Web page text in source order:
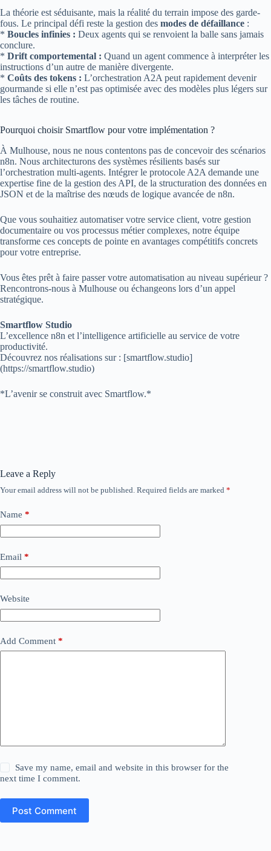
La théorie est séduisante, mais la réalité du terrain impose des garde-
fous. Le principal défi reste la gestion des modes de défaillance :
* Boucles infinies : Deux agents qui se renvoient la balle sans jamais
conclure.
* Drift comportemental : Quand un agent commence à interpréter les
instructions d’un autre de manière divergente.
* Coûts des tokens : L’orchestration A2A peut rapidement devenir
gourmande si elle n’est pas optimisée avec des modèles plus légers sur
les tâches de routine.
Pourquoi choisir Smartflow pour votre implémentation ?
À Mulhouse, nous ne nous contentons pas de concevoir des scénarios
n8n. Nous architecturons des systèmes résilients basés sur
l’orchestration multi-agents. Intégrer le protocole A2A demande une
expertise fine de la gestion des API, de la structuration des données en
JSON et de la maîtrise des nœuds de logique avancée de n8n.
Que vous souhaitiez automatiser votre service client, votre gestion
documentaire ou vos processus métier complexes, notre équipe
transforme ces concepts de pointe en avantages compétitifs concrets
pour votre entreprise.
Vous êtes prêt à faire passer votre automatisation au niveau supérieur ?
Rencontrons-nous à Mulhouse ou échangeons lors d’un appel
stratégique.
Smartflow Studio
L’excellence n8n et l’intelligence artificielle au service de votre
productivité.
Découvrez nos réalisations sur : [smartflow.studio]
(https://smartflow.studio)
*L’avenir se construit avec Smartflow.*
Leave a Reply
Your email address will not be published. Required fields are marked *
Name *
Email *
Website
Add Comment *
Save my name, email and website in this browser for the
next time I comment.
Post Comment